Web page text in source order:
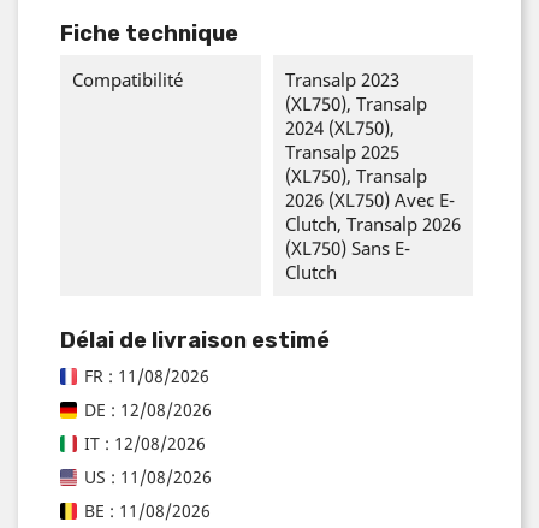
Fiche technique
Compatibilité
Transalp 2023
(XL750), Transalp
2024 (XL750),
Transalp 2025
(XL750), Transalp
2026 (XL750) Avec E-
Clutch, Transalp 2026
(XL750) Sans E-
Clutch
Délai de livraison estimé
FR : 11/08/2026
DE : 12/08/2026
IT : 12/08/2026
US : 11/08/2026
BE : 11/08/2026